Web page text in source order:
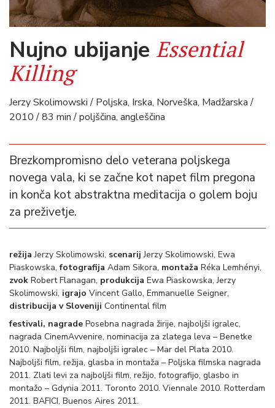
Nujno ubijanje Essential
Killing
Jerzy Skolimowski / Poljska, Irska, Norveška, Madžarska /
2010 / 83 min / poljščina, angleščina
Brezkompromisno delo veterana poljskega
novega vala, ki se začne kot napet film pregona
in konča kot abstraktna meditacija o golem boju
za preživetje.
režija Jerzy Skolimowski, scenarij Jerzy Skolimowski, Ewa
Piaskowska,fotografija Adam Sikora, montaža Réka Lemhényi,
zvok Robert Flanagan, produkcija Ewa Piaskowska, Jerzy
Skolimowski, igrajo Vincent Gallo, Emmanuelle Seigner,
distribucija v Sloveniji Continental film
festivali, nagrade Posebna nagrada žirije, najboljši igralec,
nagrada CinemAvvenire, nominacija za zlatega leva – Benetke
2010. Najboljši film, najboljši igralec – Mar del Plata 2010.
Najboljši film, režija, glasba in montaža – Poljska filmska nagrada
2011. Zlati levi za najboljši film, režijo, fotografijo, glasbo in
montažo – Gdynia 2011. Toronto 2010. Viennale 2010. Rotterdam
2011. BAFICI, Buenos Aires 2011.